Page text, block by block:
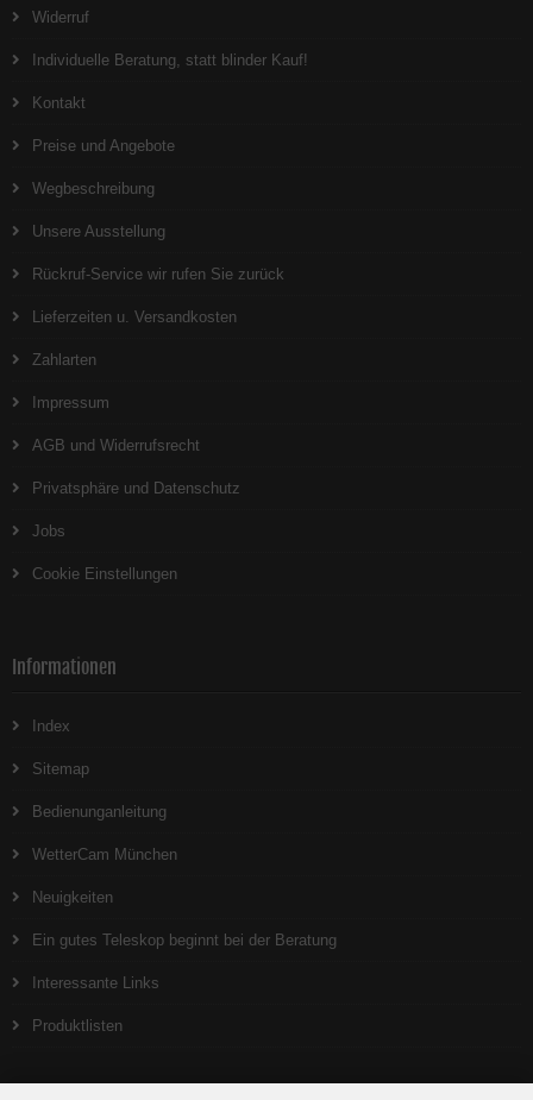
Widerruf
Individuelle Beratung, statt blinder Kauf!
Kontakt
Preise und Angebote
Wegbeschreibung
Unsere Ausstellung
Rückruf-Service wir rufen Sie zurück
Lieferzeiten u. Versandkosten
Zahlarten
Impressum
AGB und Widerrufsrecht
Privatsphäre und Datenschutz
Jobs
Cookie Einstellungen
Informationen
Index
Sitemap
Bedienunganleitung
WetterCam München
Neuigkeiten
Ein gutes Teleskop beginnt bei der Beratung
Interessante Links
Produktlisten